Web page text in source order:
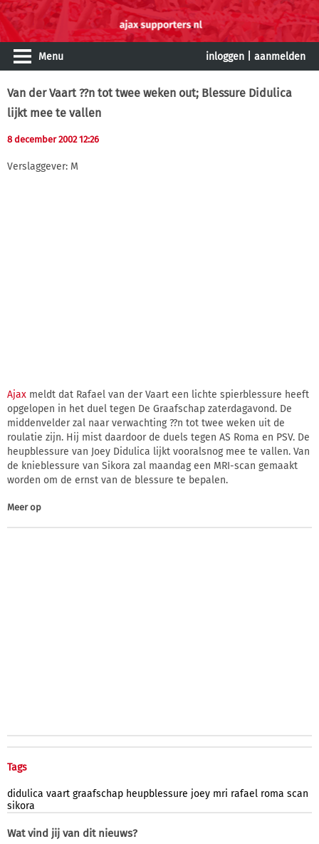
Menu inloggen aanmelden
Van der Vaart ??n tot twee weken out; Blessure Didulica
lijkt mee te vallen
8 december 2002 12:26
Verslaggever: M
Ajax meldt dat Rafael van der Vaart een lichte spierblessure heeft
opgelopen in het duel tegen De Graafschap zaterdagavond. De
middenvelder zal naar verwachting ??n tot twee weken uit de
roulatie zijn. Hij mist daardoor de duels tegen AS Roma en PSV. De
heupblessure van Joey Didulica lijkt vooralsnog mee te vallen. Van
de knieblessure van Sikora zal maandag een MRI-scan gemaakt
worden om de ernst van de blessure te bepalen.
Meer op
Tags
didulica vaart graafschap heupblessure joey mri rafael roma scan
sikora
Wat vind jij van dit nieuws?